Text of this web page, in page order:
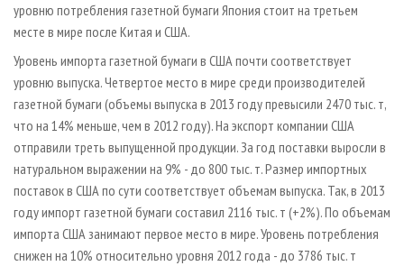
уровню потребления газетной бумаги Япония стоит на третьем
месте в мире после Китая и США.
Уровень импорта газетной бумаги в США почти соответствует
уровню выпуска. Четвертое место в мире среди производителей
газетной бумаги (объемы выпуска в 2013 году превысили 2470 тыс. т,
что на 14% меньше, чем в 2012 году). На экспорт компании США
отправили треть выпущенной продукции. За год поставки выросли в
натуральном выражении на 9% - до 800 тыс. т. Размер импортных
поставок в США по сути соответствует объемам выпуска. Так, в 2013
году импорт газетной бумаги составил 2116 тыс. т (+2%). По объемам
импорта США занимают первое место в мире. Уровень потребления
снижен на 10% относительно уровня 2012 года - до 3786 тыс. т